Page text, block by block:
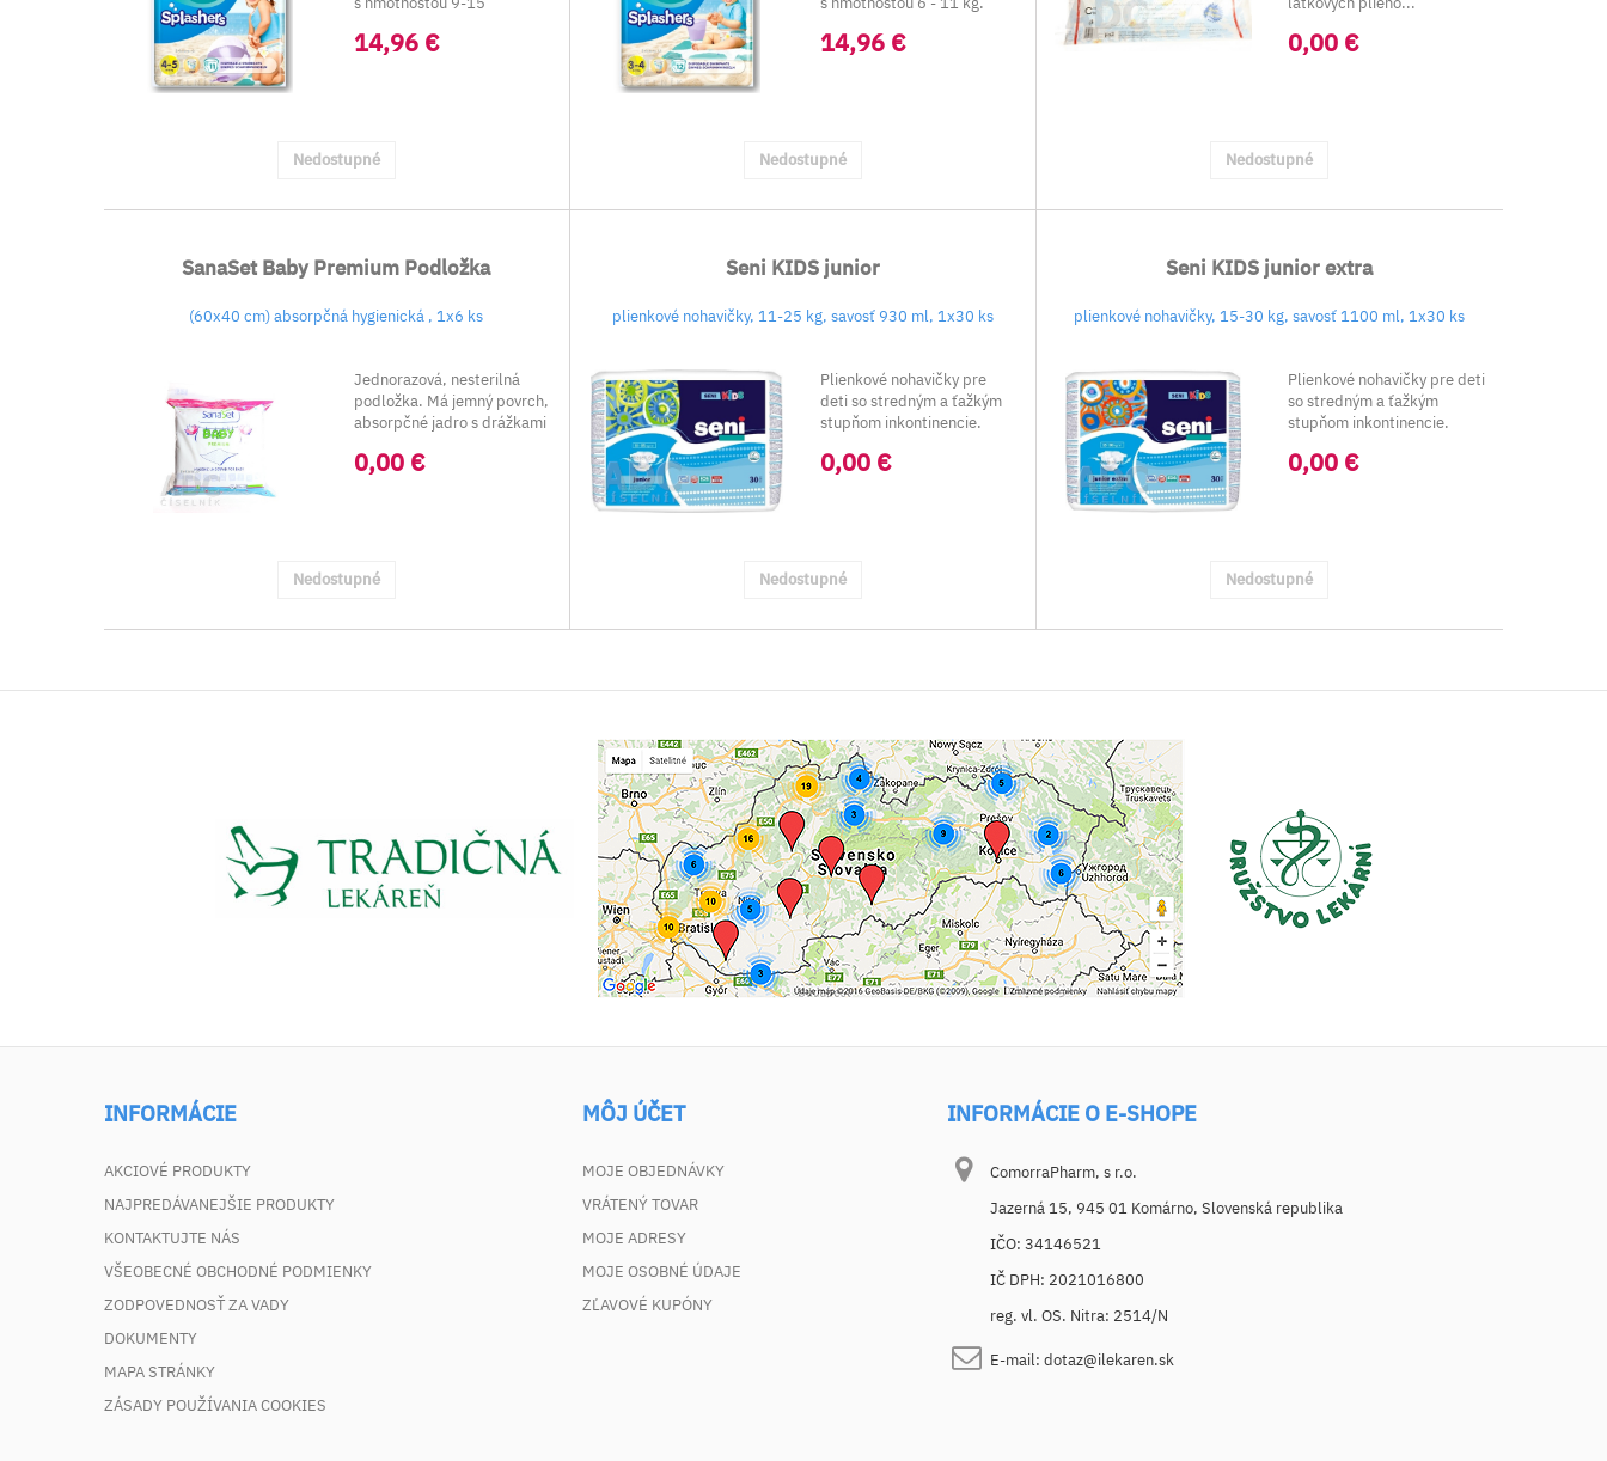
14,96 €
Nedostupné
14,96 €
Nedostupné
0,00 €
Nedostupné
SanaSet Baby Premium Podložka
(60x40 cm) absorpčná hygienická , 1x6 ks
Jednorazová, nesterilná
podložka. Má jemný povrch,
absorpčné jadro s drážkami
0,00 €
Nedostupné
Seni KIDS junior
plienkové nohavičky, 11-25 kg, savosť 930 ml, 1x30 ks
Plienkové nohavičky pre
deti so stredným a ťažkým
stupňom inkontinencie.
0,00 €
Nedostupné
Seni KIDS junior extra
plienkové nohavičky, 15-30 kg, savosť 1100 ml, 1x30 ks
Plienkové nohavičky pre deti
so stredným a ťažkým
stupňom inkontinencie.
0,00 €
Nedostupné
INFORMÁCIE
AKCIOVÉ PRODUKTY
NAJPREDÁVANEJŠIE PRODUKTY
KONTAKTUJTE NÁS
VŠEOBECNÉ OBCHODNÉ PODMIENKY
ZODPOVEDNOSŤ ZA VADY
DOKUMENTY
MAPA STRÁNKY
ZÁSADY POUŽÍVANIA COOKIES
MÔJ ÚČET
MOJE OBJEDNÁVKY
VRÁTENÝ TOVAR
MOJE ADRESY
MOJE OSOBNÉ ÚDAJE
ZĽAVOVÉ KUPÓNY
INFORMÁCIE O E-SHOPE
ComorraPharm, s r.o.
Jazerná 15, 945 01 Komárno, Slovenská republika
IČO: 34146521
IČ DPH: 2021016800
reg. vl. OS. Nitra: 2514/N
E-mail: dotaz@ilekaren.sk